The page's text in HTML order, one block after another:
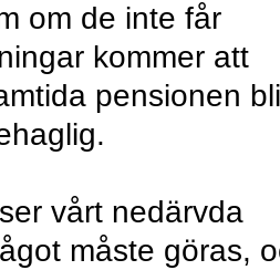
om de inte får
kommer att
pensionen
vårt nedärvda
måste göras,